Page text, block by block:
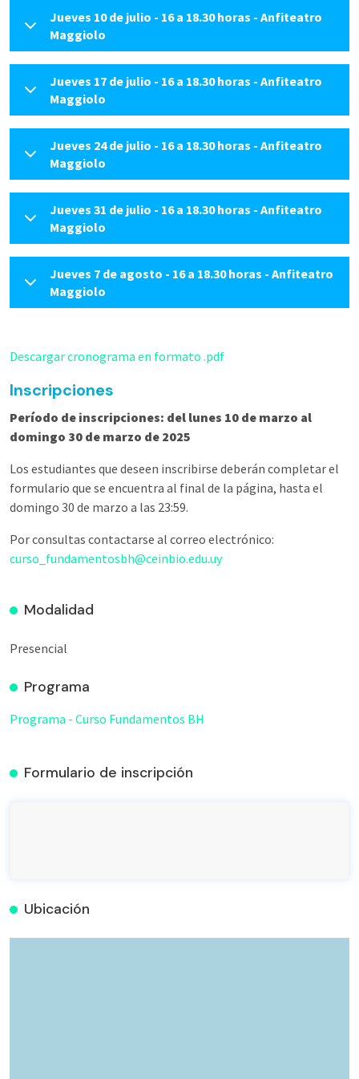
Jueves 10 de julio - 16 a 18.30 horas - Anfiteatro
Maggiolo
Jueves 17 de julio - 16 a 18.30 horas - Anfiteatro
Maggiolo
Jueves 24 de julio - 16 a 18.30 horas - Anfiteatro
Maggiolo
Jueves 31 de julio - 16 a 18.30 horas - Anfiteatro
Maggiolo
Jueves 7 de agosto - 16 a 18.30 horas - Anfiteatro
Maggiolo
Descargar cronograma en formato .pdf
Inscripciones
Período de inscripciones: del lunes 10 de marzo al
domingo 30 de marzo de 2025
Los estudiantes que deseen inscribirse deberán completar el
formulario que se encuentra al final de la página, hasta el
domingo 30 de marzo a las 23:59.
Por consultas contactarse al correo electrónico:
curso_fundamentosbh@ceinbio.edu.uy
Modalidad
Presencial
Programa
Programa - Curso Fundamentos BH
Formulario de inscripción
Ubicación